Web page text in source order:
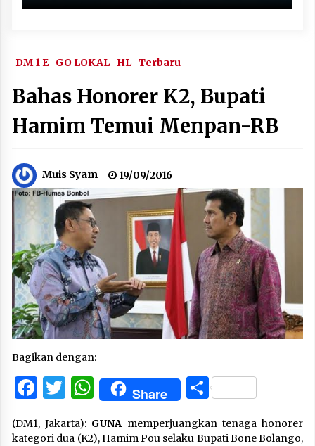
DM 1 E GO LOKAL HL Terbaru
Bahas Honorer K2, Bupati
Hamim Temui Menpan-RB
Muis Syam 19/09/2016
Bagikan dengan:
Facebook
Twitter
WhatsApp
Share Share
(DM1, Jakarta): GUNA memperjuangkan tenaga honorer
kategori dua (K2), Hamim Pou selaku Bupati Bone Bolango,